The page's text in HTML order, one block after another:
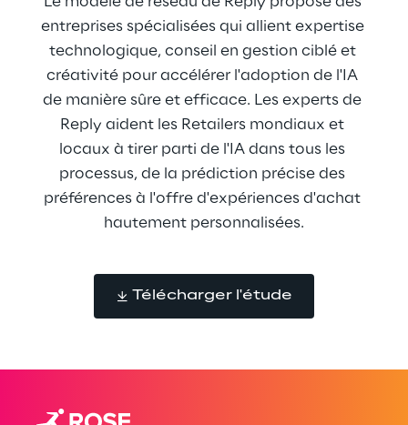
entreprises spécialisées qui allient expertise
technologique, conseil en gestion ciblé et
créativité pour accélérer l'adoption de l'IA
de manière sûre et efficace. Les experts de
Reply aident les Retailers mondiaux et
locaux à tirer parti de l'IA dans tous les
processus, de la prédiction précise des
préférences à l'offre d'expériences d'achat
hautement personnalisées.
Télécharger l'étude